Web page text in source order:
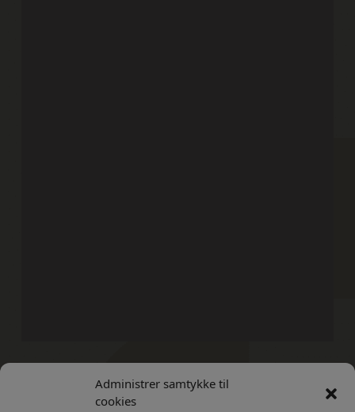
Administrer samtykke til
cookies
Kontakt